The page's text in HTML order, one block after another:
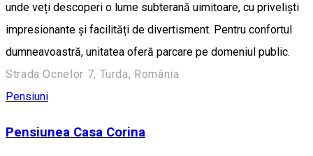
unde veți descoperi o lume subterană uimitoare, cu privelişti
impresionante și facilități de divertisment. Pentru confortul
dumneavoastră, unitatea oferă parcare pe domeniul public.
Strada Ocnelor 7, Turda, România
Pensiuni
Pensiunea Casa Corina